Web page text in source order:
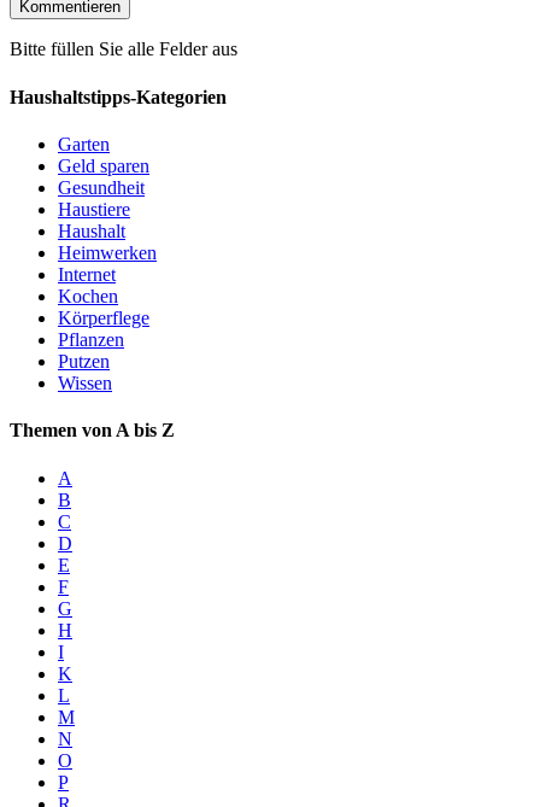
Bitte füllen Sie alle Felder aus
Haushaltstipps-Kategorien
Garten
Geld sparen
Gesundheit
Haustiere
Haushalt
Heimwerken
Internet
Kochen
Körperflege
Pflanzen
Putzen
Wissen
Themen von A bis Z
A
B
C
D
E
F
G
H
I
K
L
M
N
O
P